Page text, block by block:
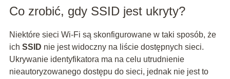
Co zrobić, gdy SSID jest ukryty?
Niektóre sieci Wi-Fi są skonfigurowane w taki sposób, że
ich SSID nie jest widoczny na liście dostępnych sieci.
Ukrywanie identyfikatora ma na celu utrudnienie
nieautoryzowanego dostępu do sieci, jednak nie jest to